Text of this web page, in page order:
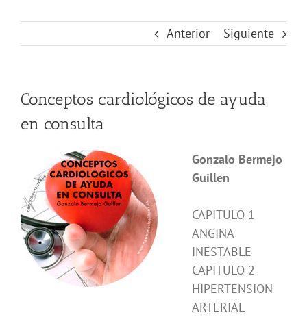
Anterior Siguiente
Conceptos cardiológicos de ayuda
en consulta
Gonzalo Bermejo
Guillen
CAPITULO 1
ANGINA
INESTABLE
CAPITULO 2
HIPERTENSION
ARTERIAL